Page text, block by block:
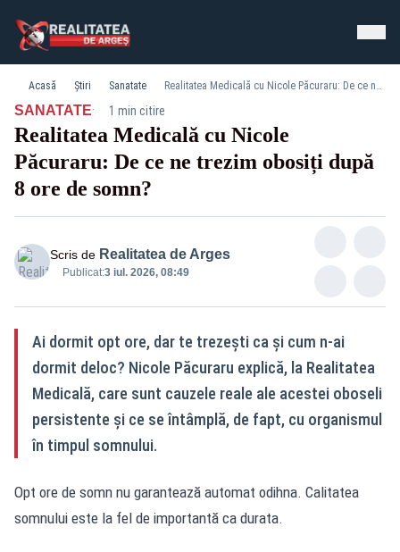
Acasă Știri Sanatate Realitatea Medicală cu Nicole Păcuraru: De ce ne trezim obosiți după 8 ore de somn?
SANATATE· 1 min citire
Realitatea Medicală cu Nicole
Păcuraru: De ce ne trezim obosiți după
8 ore de somn?
Scris de Realitatea de Arges
Publicat:3 iul. 2026, 08:49
Ai dormit opt ore, dar te trezești ca și cum n-ai
dormit deloc? Nicole Păcuraru explică, la Realitatea
Medicală, care sunt cauzele reale ale acestei oboseli
persistente și ce se întâmplă, de fapt, cu organismul
în timpul somnului.
Opt ore de somn nu garantează automat odihna. Calitatea
somnului este la fel de importantă ca durata.